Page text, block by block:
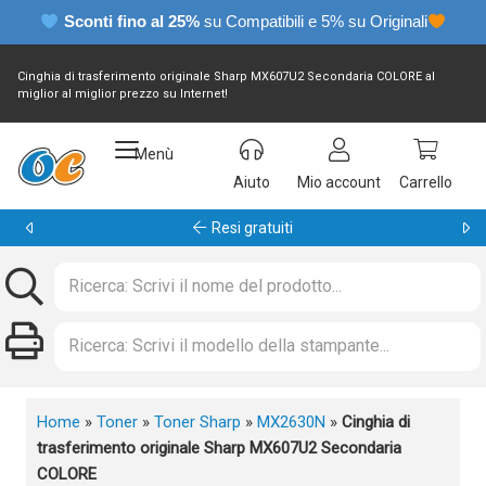
Sconti fino al 25% su Compatibili e 5% su Originali
Cinghia di trasferimento originale Sharp MX607U2 Secondaria COLORE al
miglior al miglior prezzo su Internet!
Menù
Aiuto
Mio account Carrello
Garanzia 24 mesi
Home » Toner » Toner Sharp » MX2630N » Cinghia di
trasferimento originale Sharp MX607U2 Secondaria
COLORE